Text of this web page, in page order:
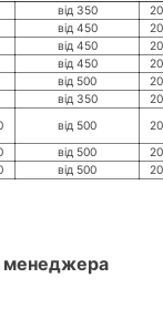
від 350
від 450
від 450
від 450
від 500
від 350
від 500
від 500
від 500
менеджера